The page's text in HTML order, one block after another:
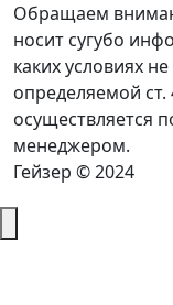
Обращаем
носит сугубо
каких условиях
определяемой
осуществляется
менеджером.
Гейзер © 2024